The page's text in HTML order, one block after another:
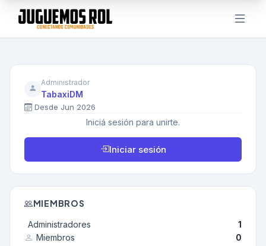
Administrador
TabaxiDM
Desde Jun 2026
Iniciá sesión para unirte.
Iniciar sesión
MIEMBROS
Administradores
1
Miembros
0